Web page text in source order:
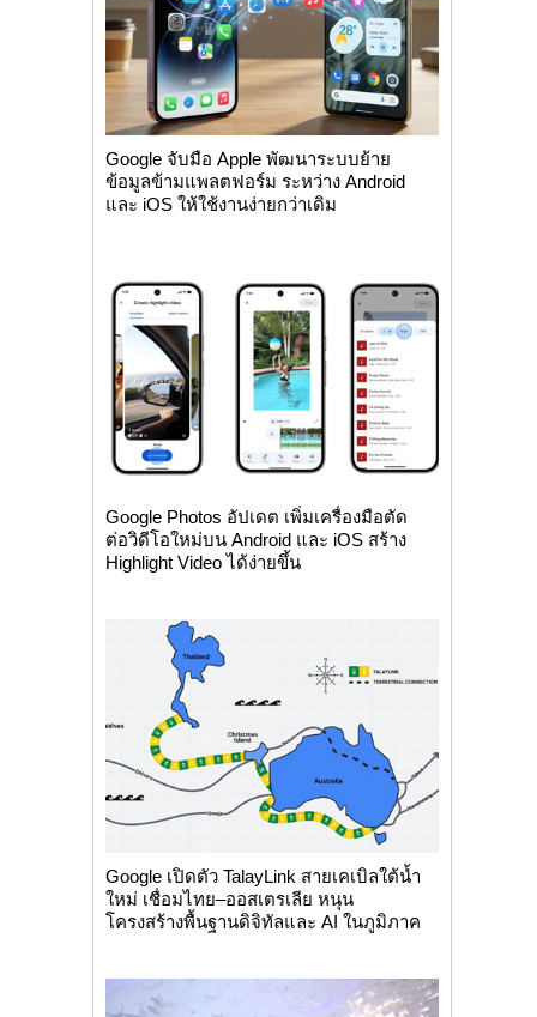
Google จับมือ Apple พัฒนาระบบย้าย
ข้อมูลข้ามแพลตฟอร์ม ระหว่าง Android
และ iOS ให้ใช้งานง่ายกว่าเดิม
Google Photos อัปเดต เพิ่มเครื่องมือตัด
ต่อวิดีโอใหม่บน Android และ iOS สร้าง
Highlight Video ได้ง่ายขึ้น
Google เปิดตัว TalayLink สายเคเบิลใต้น้ำ
ใหม่ เชื่อมไทย–ออสเตรเลีย หนุน
โครงสร้างพื้นฐานดิจิทัลและ AI ในภูมิภาค